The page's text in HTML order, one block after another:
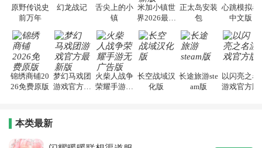
原野传说史
前万年
幻龙战记
舌尖上的小
镇
米加小镇世
界2026最新
正太岛安装
包
心跳模拟器
中文版
锦绣商铺20
26免费原版
梦幻马戏团
游戏官方最
火柴人战争
荣耀手游无
长空战域汉
化版
长途旅游ste
am版
以闪亮之名
游戏官方版
本类最新